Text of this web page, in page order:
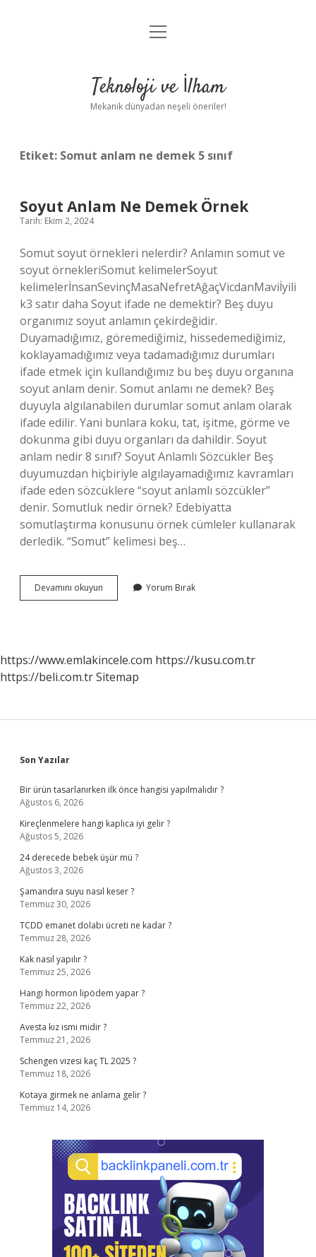
Anasayfa
Yasal Uyarı
menüyü
Teknoloji ve İlham
Mekanik dünyadan neşeli öneriler!
Etiket: Somut anlam ne demek 5 sınıf
Soyut Anlam Ne Demek Örnek
Tarih: Ekim 2, 2024
Somut soyut örnekleri nelerdir? Anlamın somut ve
soyut örnekleriSomut kelimelerSoyut
kelimelerİnsanSevinçMasaNefretAğaçVicdanMaviİyili
k3 satır daha Soyut ifade ne demektir? Beş duyu
organımız soyut anlamın çekirdeğidir.
Duyamadığımız, göremediğimiz, hissedemediğimiz,
koklayamadığımız veya tadamadığımız durumları
ifade etmek için kullandığımız bu beş duyu organına
soyut anlam denir. Somut anlamı ne demek? Beş
duyuyla algılanabilen durumlar somut anlam olarak
ifade edilir. Yani bunlara koku, tat, işitme, görme ve
dokunma gibi duyu organları da dahildir. Soyut
anlam nedir 8 sınıf? Soyut Anlamlı Sözcükler Beş
duyumuzdan hiçbiriyle algılayamadığımız kavramları
ifade eden sözcüklere “soyut anlamlı sözcükler”
denir. Somutluk nedir örnek? Edebiyatta
somutlaştırma konusunu örnek cümleler kullanarak
derledik. “Somut” kelimesi beş…
Devamını okuyun
Anlam
Yorum Bırak
https://www.emlakincele.com https://kusu.com.tr
https://beli.com.trSitemap
Sidebar
Son Yazılar
Bir ürün tasarlanırken ilk önce hangisi yapılmalıdır ?
Ağustos 6, 2026
Kireçlenmelere hangi kaplıca iyi gelir ?
Ağustos 5, 2026
24 derecede bebek üşür mü ?
Ağustos 3, 2026
Şamandıra suyu nasıl keser ?
Temmuz 30, 2026
TCDD emanet dolabı ücreti ne kadar ?
Temmuz 28, 2026
Kak nasıl yapılır ?
Temmuz 25, 2026
Hangi hormon lipödem yapar ?
Temmuz 22, 2026
Avesta kız ismi midir ?
Temmuz 21, 2026
Schengen vizesi kaç TL 2025 ?
Temmuz 18, 2026
Kotaya girmek ne anlama gelir ?
Temmuz 14, 2026